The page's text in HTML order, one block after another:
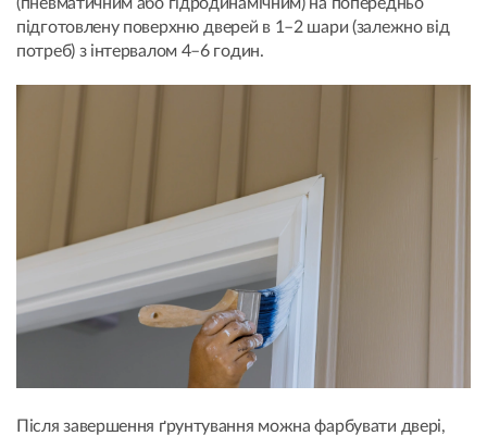
(пневматичним або гідродинамічним) на попередньо
підготовлену поверхню дверей в 1–2 шари (залежно від
потреб) з інтервалом 4–6 годин.
Після завершення ґрунтування можна фарбувати двері,